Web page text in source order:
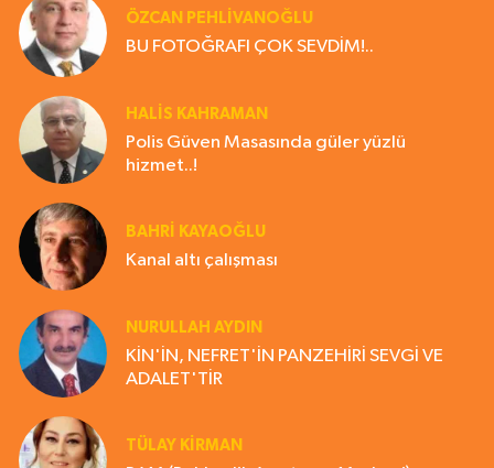
ÖZCAN PEHLİVANOĞLU
BU FOTOĞRAFI ÇOK SEVDİM!..
HALIS KAHRAMAN
Polis Güven Masasında güler yüzlü
hizmet..!
BAHRI KAYAOĞLU
Kanal altı çalışması
NURULLAH AYDIN
KİN'İN, NEFRET'İN PANZEHİRİ SEVGİ VE
ADALET'TİR
TÜLAY KİRMAN